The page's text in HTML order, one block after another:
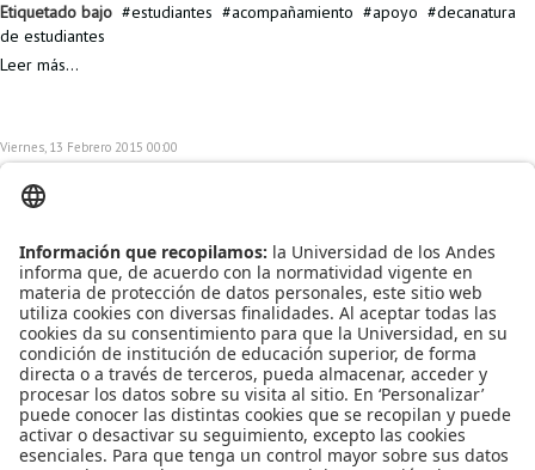
Etiquetado bajo
estudiantes acompañamiento apoyo
decanatura
de estudiantes
Leer más...
Viernes, 13 Febrero 2015 00:00
Taller Primeros Auxilio Emocionales
Dentro de los
programas de
acompañamiento
liderados por la
Decanatura de
Estudientes se ofrece
el Taller de Primeros Auxilio Emocionales dirigido a estudiantes de
pregrado de la Universidad de los Andes.